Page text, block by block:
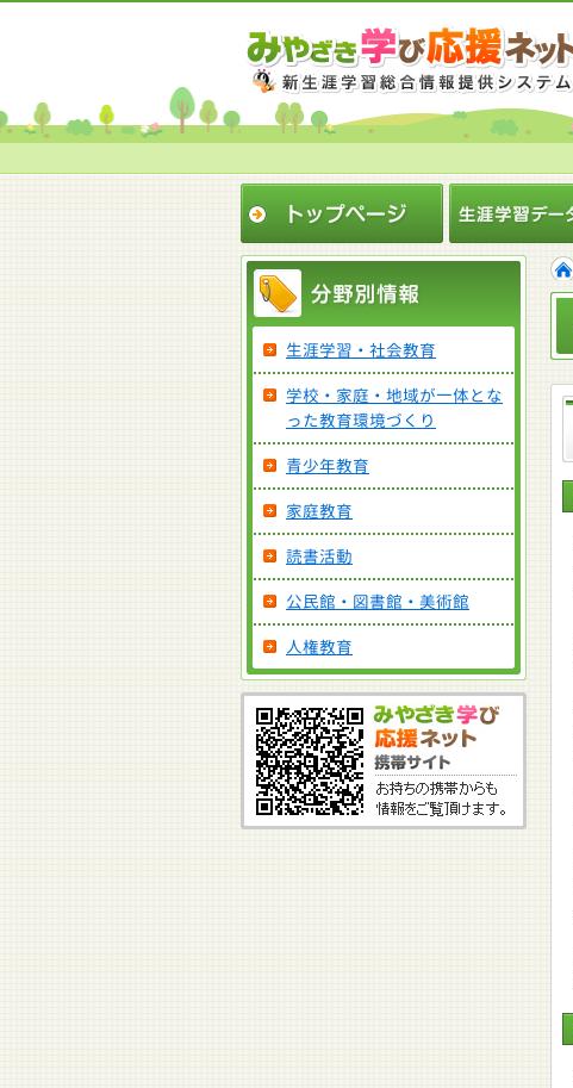
生涯学習・社会教育
学校・家庭・地域が一体とな
った教育環境づくり
青少年教育
家庭教育
読書活動
公民館・図書館・美術館
人権教育